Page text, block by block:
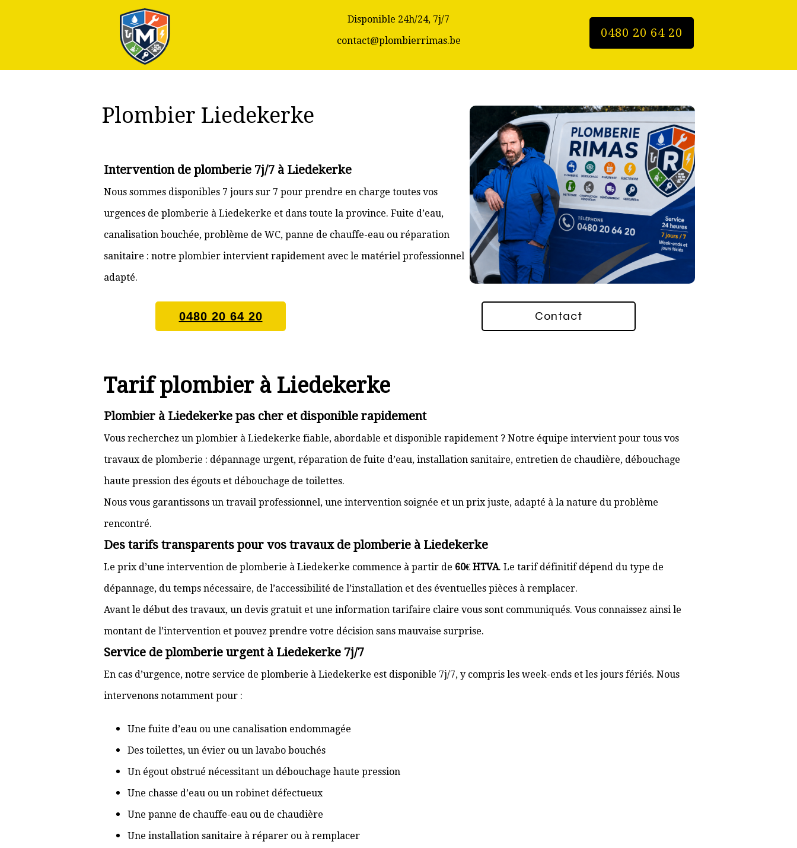
0480 20 64 20
Disponible 24h/24, 7j/7
contact@plombierrimas.be
Plombier Liedekerke
Intervention de plomberie 7j/7 à Liedekerke
Nous sommes disponibles 7 jours sur 7 pour prendre en charge toutes vos
urgences de plomberie à Liedekerke et dans toute la province. Fuite d’eau,
canalisation bouchée, problème de WC, panne de chauffe-eau ou réparation
sanitaire : notre plombier intervient rapidement avec le matériel professionnel
adapté.
0480 20 64 20 Contact
Tarif plombier à Liedekerke
Plombier à Liedekerke pas cher et disponible rapidement
Vous recherchez un plombier à Liedekerke fiable, abordable et disponible rapidement ? Notre équipe intervient pour tous vos
travaux de plomberie : dépannage urgent, réparation de fuite d’eau, installation sanitaire, entretien de chaudière, débouchage
haute pression des égouts et débouchage de toilettes.
Nous vous garantissons un travail professionnel, une intervention soignée et un prix juste, adapté à la nature du problème
rencontré.
Des tarifs transparents pour vos travaux de plomberie à Liedekerke
Le prix d’une intervention de plomberie à Liedekerke commence à partir de 60€ HTVA. Le tarif définitif dépend du type de
dépannage, du temps nécessaire, de l’accessibilité de l’installation et des éventuelles pièces à remplacer.
Avant le début des travaux, un devis gratuit et une information tarifaire claire vous sont communiqués. Vous connaissez ainsi le
montant de l’intervention et pouvez prendre votre décision sans mauvaise surprise.
Service de plomberie urgent à Liedekerke 7j/7
En cas d’urgence, notre service de plomberie à Liedekerke est disponible 7j/7, y compris les week-ends et les jours fériés. Nous
intervenons notamment pour :
Une fuite d’eau ou une canalisation endommagée
Des toilettes, un évier ou un lavabo bouchés
Un égout obstrué nécessitant un débouchage haute pression
Une chasse d’eau ou un robinet défectueux
Une panne de chauffe-eau ou de chaudière
Une installation sanitaire à réparer ou à remplacer